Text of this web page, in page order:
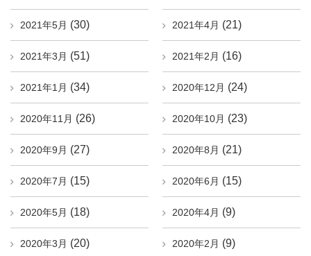
2021年5月 (30) 2021年4月 (21)
2021年3月 (51) 2021年2月 (16)
2021年1月 (34) 2020年12月 (24)
2020年11月 (26) 2020年10月 (23)
2020年9月 (27) 2020年8月 (21)
2020年7月 (15) 2020年6月 (15)
2020年5月 (18) 2020年4月 (9)
2020年3月 (20) 2020年2月 (9)